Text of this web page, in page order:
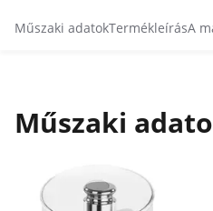
Műszaki adatokTermékleírásA
Műszaki